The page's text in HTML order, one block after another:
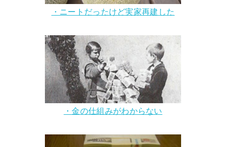
・ニートだったけど実家再建した
・金の仕組みがわからない